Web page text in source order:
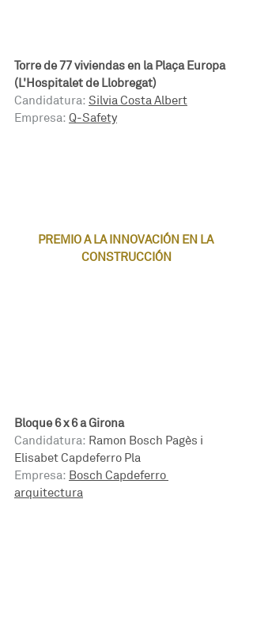
Torre de 77 viviendas en la Plaça Europa
(L'Hospitalet de Llobregat)
Candidatura: Silvia Costa Albert
Empresa: Q-Safety
PREMIO A LA INNOVACIÓN EN LA
CONSTRUCCIÓN
Bloque 6 x 6 a Girona
Candidatura: Ramon Bosch Pagès i
Elisabet Capdeferro Pla
Empresa: Bosch Capdeferro
arquitectura